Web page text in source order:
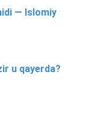
— Islomiy
u qayerda?